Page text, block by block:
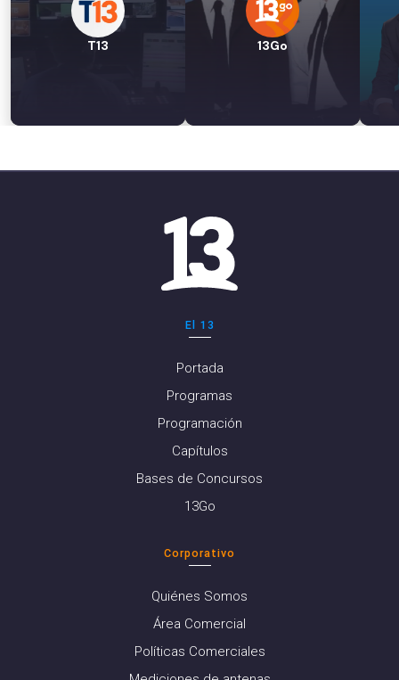
T13 13Go
El 13
Portada
Programas
Programación
Capítulos
Bases de Concursos
13Go
Corporativo
Quiénes Somos
Área Comercial
Políticas Comerciales